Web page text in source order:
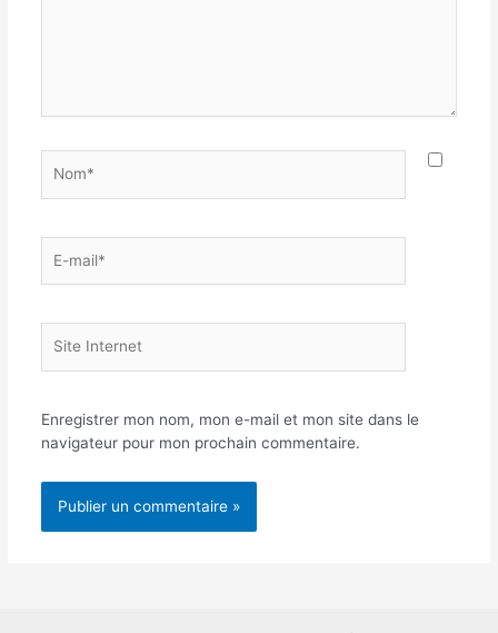
mail*
Internet
Enregistrer mon nom, mon e-mail et mon site dans le
navigateur pour mon prochain commentaire.